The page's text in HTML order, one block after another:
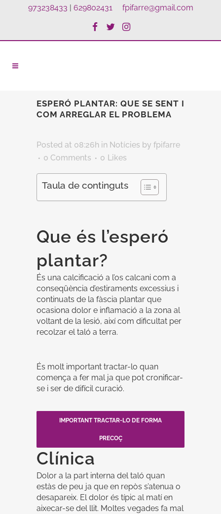
973238433 | 629802431 fpifarre@gmail.com
ESPERÓ PLANTAR: QUE SE SENT I
COM ARREGLAR EL PROBLEMA
Posted at 08:26h in Notícies by fpifarre
0 Comments
0 Likes
Taula de continguts
Que és l’esperó
plantar?
És una calcificació a l’os calcani com a
conseqüència d’estiraments excessius i
continuats de la fàscia plantar que
ocasiona dolor e inflamació a la zona al
voltant de la lesió, així com dificultat per
recolzar el taló a terra.
És molt important tractar-lo quan
comença a fer mal ja que pot cronificar-
se i ser de difícil curació.
IMPORTANT TRACTAR-LO DE FORMA
PRECOÇ
Clínica
Dolor a la part interna del taló quan
estàs de peu ja que en repòs s’atenua o
desapareix. El dolor és típic al matí en
aixecar-se del llit. Moltes vegades fa mal